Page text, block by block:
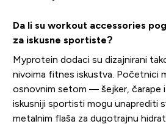
Da li su workout accessories
za iskusne sportiste?
Myprotein dodaci su dizajnirani
nivoima fitnes iskustva. Početnici
osnovnim setom — šejker, čarape
iskusniji sportisti mogu unaprediti
metalnim flaša za dugotrajnu